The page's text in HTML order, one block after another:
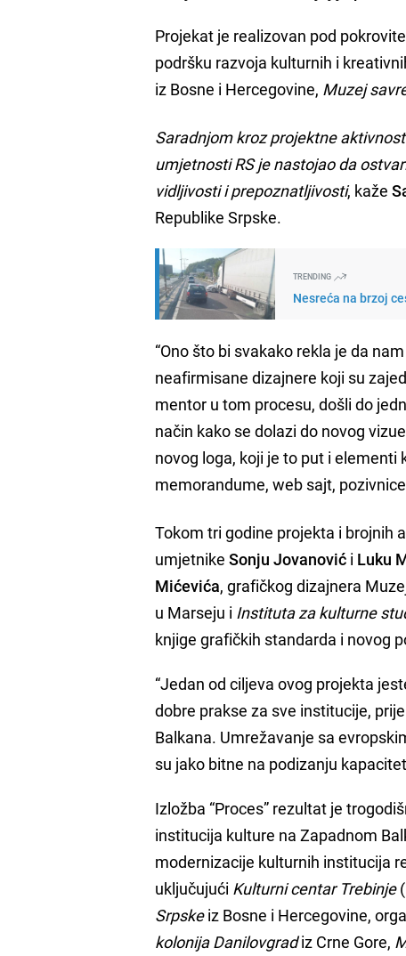
Projekat je realizovan pod
podršku razvoja kulturnih i
iz Bosne i Hercegovine, Muzej
Saradnjom kroz projektne
umjetnosti RS je nastojao da
vidljivosti i prepoznatljivosti, kaže
Republike Srpske.
TRENDING
Nesreća na brzoj
“Ono što bi svakako rekla je da
neafirmisane dizajnere koji su
mentor u tom procesu, došli do
način kako se dolazi do novog
novog loga, koji je to put i
memorandume, web sajt,
Tokom tri godine projekta i brojnih
umjetnikeSonju Jovanović i Luku
Mićevića, grafičkog dizajnera
u Marseju i Instituta za kulturne
knjige grafičkih standarda i novog
“Jedan od ciljeva ovog projekta
dobre prakse za sve institucije,
Balkana. Umrežavanje sa
su jako bitne na podizanju
Izložba “Proces” rezultat je
institucija kulture na Zapadnom
modernizacije kulturnih institucija
uključujući Kulturni centar Trebinje
Srpskeiz Bosne i Hercegovine,
kolonija Danilovgradiz Crne Gore,